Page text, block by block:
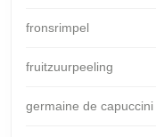
fronsrimpel
fruitzuurpeeling
germaine de capuccini